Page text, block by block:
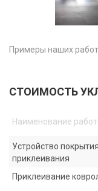
ПОРТФОЛИО
РЕМОНТ
Примеры наших работ
СТОИМОСТЬ
Наименование работ
Устройство
приклеивания
Приклеивание